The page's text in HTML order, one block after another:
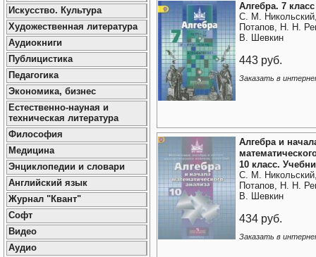
Искусство. Культура
Художественная литература
Аудиокниги
Публицистика
Педагогика
Экономика, бизнес
Естественно-науная и
техническая литература
Философия
Медицина
Энциклопедии и словари
Английский язык
Журнал "Квант"
Софт
Видео
Аудио
Алгебра. 7 класс
С. М.
Потапов, Н. Н.
В. Шевкин
443 руб.
Заказать в
Алгебра и
10 класс.
С. М.
Потапов, Н. Н.
В. Шевкин
434 руб.
Заказать в